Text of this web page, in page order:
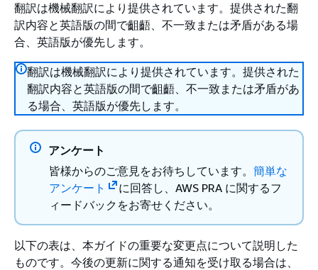
翻訳は機械翻訳により提供されています。提供された翻
訳内容と英語版の間で齟齬、不一致または矛盾がある場
合、英語版が優先します。
翻訳は機械翻訳により提供されています。提供された
翻訳内容と英語版の間で齟齬、不一致または矛盾があ
る場合、英語版が優先します。
アンケート
皆様からのご意見をお待ちしています。 簡単な
アンケート
に回答し、AWS PRA に関するフ
ィードバックをお寄せください。
以下の表は、本ガイドの重要な変更点について説明した
ものです。今後の更新に関する通知を受け取る場合は、